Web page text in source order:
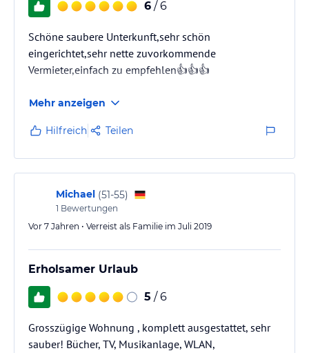
6 / 6
Schöne saubere Unterkunft,sehr schön
eingerichtet,sehr nette zuvorkommende
Vermieter,einfach zu empfehlen👍👍👍
Mehr anzeigen
Hilfreich Teilen
Michael (51-55)
1 Bewertungen
Vor 7 Jahren • Verreist als Familie im Juli 2019
Erholsamer Urlaub
5 / 6
Grosszügige Wohnung , komplett ausgestattet, sehr
sauber! Bücher, TV, Musikanlage, WLAN,